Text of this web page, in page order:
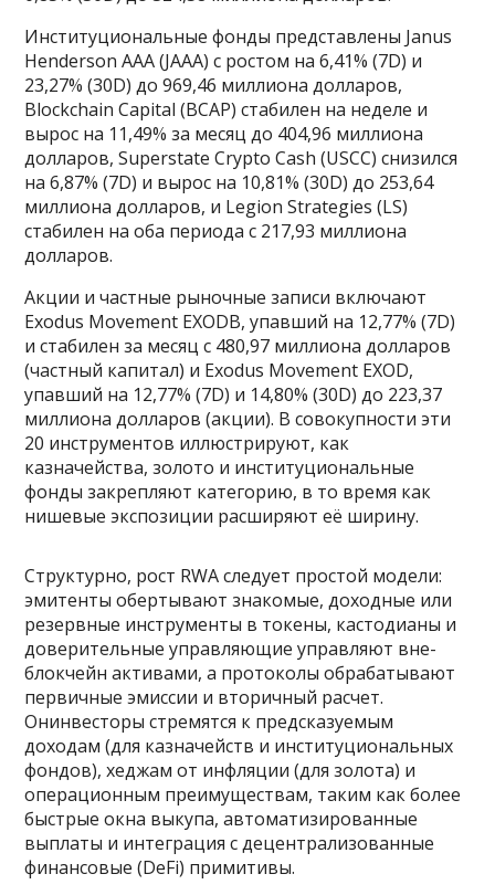
Институциональные фонды представлены Janus
Henderson AAA (JAAA) с ростом на 6,41% (7D) и
23,27% (30D) до 969,46 миллиона долларов,
Blockchain Capital (BCAP) стабилен на неделе и
вырос на 11,49% за месяц до 404,96 миллиона
долларов, Superstate Crypto Cash (USCC) снизился
на 6,87% (7D) и вырос на 10,81% (30D) до 253,64
миллиона долларов, и Legion Strategies (LS)
стабилен на оба периода с 217,93 миллиона
долларов.
Акции и частные рыночные записи включают
Exodus Movement EXODB, упавший на 12,77% (7D)
и стабилен за месяц с 480,97 миллиона долларов
(частный капитал) и Exodus Movement EXOD,
упавший на 12,77% (7D) и 14,80% (30D) до 223,37
миллиона долларов (акции). В совокупности эти
20 инструментов иллюстрируют, как
казначейства, золото и институциональные
фонды закрепляют категорию, в то время как
нишевые экспозиции расширяют её ширину.
Структурно, рост RWA следует простой модели:
эмитенты обертывают знакомые, доходные или
резервные инструменты в токены, кастодианы и
доверительные управляющие управляют вне-
блокчейн активами, а протоколы обрабатывают
первичные эмиссии и вторичный расчет.
Онинвесторы стремятся к предсказуемым
доходам (для казначейств и институциональных
фондов), хеджам от инфляции (для золота) и
операционным преимуществам, таким как более
быстрые окна выкупа, автоматизированные
выплаты и интеграция с децентрализованные
финансовые (DeFi) примитивы.